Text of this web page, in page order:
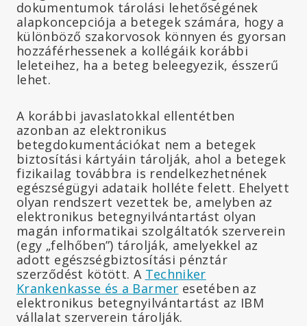
dokumentumok tárolási lehetőségének
alapkoncepciója a betegek számára, hogy a
különböző szakorvosok könnyen és gyorsan
hozzáférhessenek a kollégáik korábbi
leleteihez, ha a beteg beleegyezik, ésszerű
lehet.
A korábbi javaslatokkal ellentétben
azonban az elektronikus
betegdokumentációkat nem a betegek
biztosítási kártyáin tárolják, ahol a betegek
fizikailag továbbra is rendelkezhetnének
egészségügyi adataik holléte felett. Ehelyett
olyan rendszert vezettek be, amelyben az
elektronikus betegnyilvántartást olyan
magán informatikai szolgáltatók szerverein
(egy „felhőben”) tárolják, amelyekkel az
adott egészségbiztosítási pénztár
szerződést kötött. A Techniker
Krankenkasse és a Barmer esetében az
elektronikus betegnyilvántartást az IBM
vállalat szerverein tárolják.